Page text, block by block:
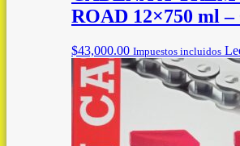
ROAD 12×750 ml –
$43,000.00 Impuestos incluidos